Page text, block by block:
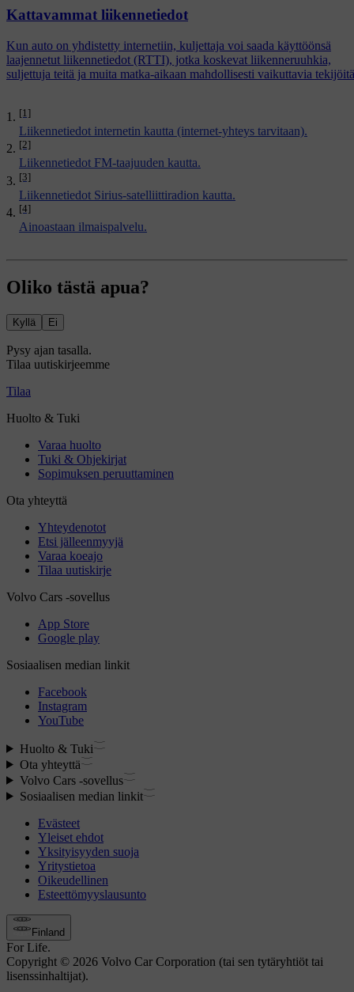
[1]
Liikennetiedot internetin kautta (internet-yhteys tarvitaan).
[2]
Liikennetiedot FM-taajuuden kautta.
[3]
Liikennetiedot Sirius-satelliittiradion kautta.
[4]
Ainoastaan ilmaispalvelu.
Kattavammat liikennetiedot
Kun auto on yhdistetty internetiin, kuljettaja voi saada käyttöönsä
laajennetut liikennetiedot (RTTI), jotka koskevat liikenneruuhkia,
suljettuja teitä ja muita matka-aikaan mahdollisesti vaikuttavia
Oliko tästä apua?
Kyllä Ei